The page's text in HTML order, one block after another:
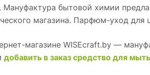
Мануфактура бытовой химии
магазина. Парфюм-уход для
магазине WISEcraft.by —
добавить в заказ средство для